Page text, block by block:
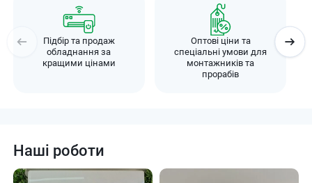
Підбір та продаж
обладнання за
кращими цінами
Оптові ціни та
спеціальні умови для
монтажників та
прорабів
Наші роботи